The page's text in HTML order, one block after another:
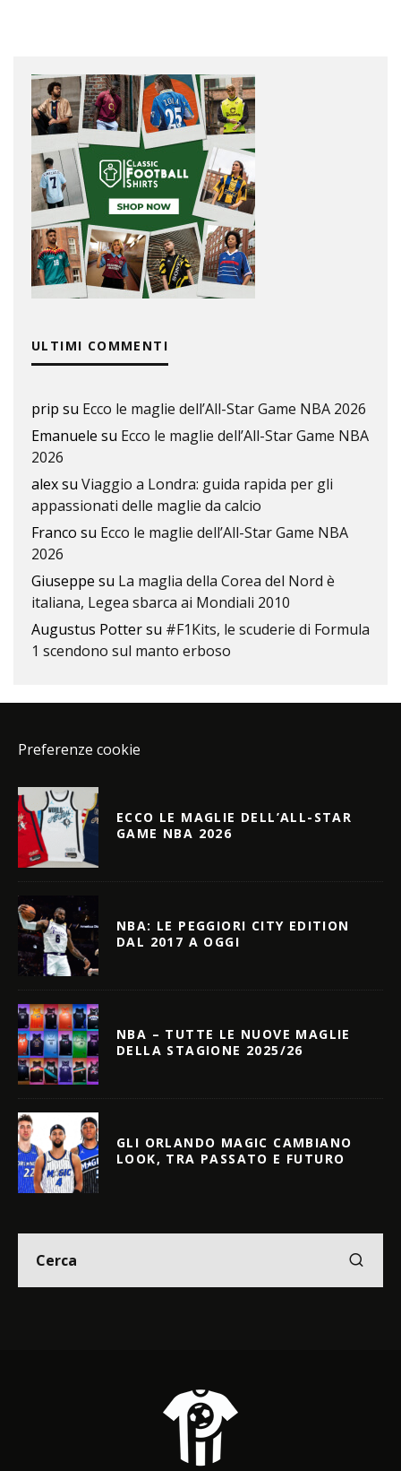
ULTIMI COMMENTI
prip su Ecco le maglie dell’All-Star Game NBA 2026
Emanuele su Ecco le maglie dell’All-Star Game NBA
2026
alexsu Viaggio a Londra: guida rapida per gli
appassionati delle maglie da calcio
Franco su Ecco le maglie dell’All-Star Game NBA
2026
Giuseppe su La maglia della Corea del Nord è
italiana, Legea sbarca ai Mondiali 2010
Augustus Pottersu #F1Kits, le scuderie di Formula
1 scendono sul manto erboso
Preferenze cookie
ECCO LE MAGLIE DELL’ALL-STAR
GAME NBA 2026
NBA: LE PEGGIORI CITY EDITION
DAL 2017 A OGGI
NBA – TUTTE LE NUOVE MAGLIE
DELLA STAGIONE 2025/26
GLI ORLANDO MAGIC CAMBIANO
LOOK, TRA PASSATO E FUTURO